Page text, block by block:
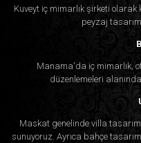
Kuveyt iç mimarlık şirketi
peyzaj
Manama'da iç mimarlık,
düzenlemeleri
Maskat genelinde villa
sunuyoruz. Ayrıca bahçe